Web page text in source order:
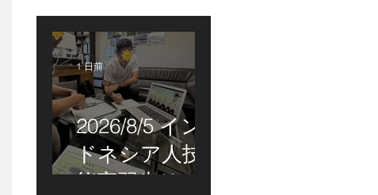
2026/8/5 イン
ドネシア人技
能実習生リモ
1 日前